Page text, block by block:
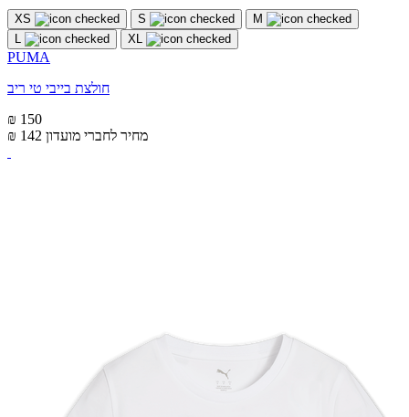
XS S
M
L
XL
PUMA
חולצת בייבי טי ריב
₪ 150
₪ 142 מחיר לחברי מועדון